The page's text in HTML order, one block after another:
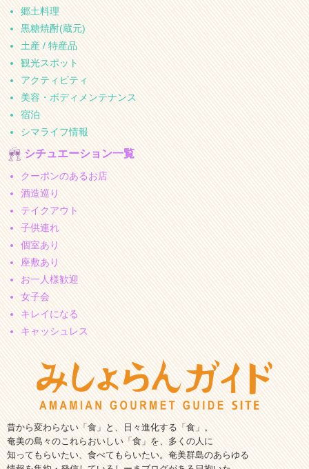
郷土料理
黒糖焼酎(蔵元)
土産 / 特産品
観光スポット
アクティビティ
美容・ボディメンテナンス
宿泊
シマライフ情報
シチュエーション一覧
クーポンのあるお店
酒造巡り
テイクアウト
子供連れ
個室あり
座敷あり
お一人様歓迎
女子会
キレイになる
キャッシュレス
昔から変わらない「食」と、日々進化する「食」。
奄美の島々のこれらおいしい「食」を、多くの人に
知ってもらいたい、食べてもらいたい。奄美群島のあらゆる